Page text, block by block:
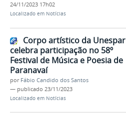
24/11/2023 17h02
Localizado em Notícias
Corpo artístico da Unespar
celebra participação no 58º
Festival de Música e Poesia de
Paranavaí
por Fábio Candido dos Santos
— publicado 23/11/2023
Localizado em Notícias